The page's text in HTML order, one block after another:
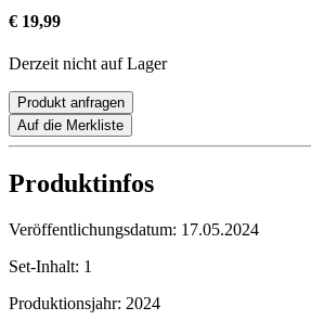
€ 19,99
Derzeit nicht auf Lager
Produkt anfragen
Auf die Merkliste
Produktinfos
Veröffentlichungsdatum: 17.05.2024
Set-Inhalt: 1
Produktionsjahr: 2024